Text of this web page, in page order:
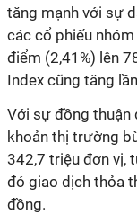
tăng mạnh với sự
các cổ phiếu
điểm (2,41%) lên
Index cũng tăng
Với sự đồng thuận
khoản thị trường
342,7 triệu đơn vị,
đó giao dịch thỏa
đồng.